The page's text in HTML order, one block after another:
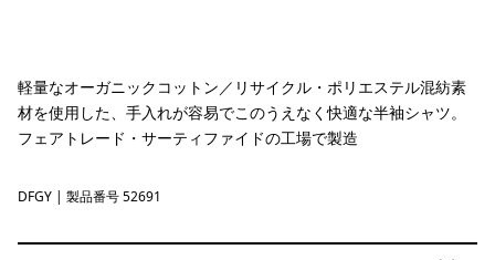
軽量なオーガニックコットン／リサイクル・ポリエステル混紡素
材を使用した、手入れが容易でこのうえなく快適な半袖シャツ。
フェアトレード・サーティファイドの工場で製造
Deep Freeze: Forge Grey
DFGY | 製品番号 52691